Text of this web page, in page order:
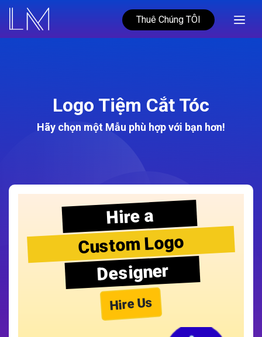
Thuê Chúng TÔI
Logo Tiệm Cắt Tóc
Hãy chọn một Mẫu phù hợp với bạn hơn!
Hire a
Custom Logo
Designer
Hire Us